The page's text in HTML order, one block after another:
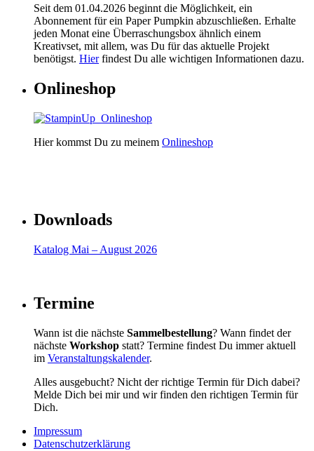
Seit dem 01.04.2026 beginnt die Möglichkeit, ein
Abonnement für ein Paper Pumpkin abzuschließen. Erhalte
jeden Monat eine Überraschungsbox ähnlich einem
Kreativset, mit allem, was Du für das aktuelle Projekt
benötigst. Hierfindest Du alle wichtigen Informationen dazu.
Onlineshop
Hier kommst Du zu meinem Onlineshop
Downloads
Katalog Mai – August 2026
Termine
Wann ist die nächste Sammelbestellung? Wann findet der
nächste Workshop statt? Termine findest Du immer aktuell
im Veranstaltungskalender.
Alles ausgebucht? Nicht der richtige Termin für Dich dabei?
Melde Dich bei mir und wir finden den richtigen Termin für
Dich.
Impressum
Datenschutzerklärung